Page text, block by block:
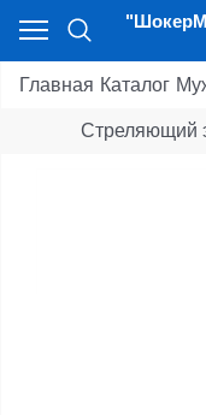
Главная Каталог
Стреляющий